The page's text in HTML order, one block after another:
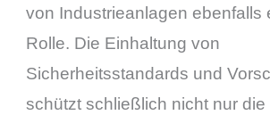
von Industrieanlagen ebenfalls
Rolle. Die Einhaltung von
Sicherheitsstandards und
schützt schließlich nicht nur die